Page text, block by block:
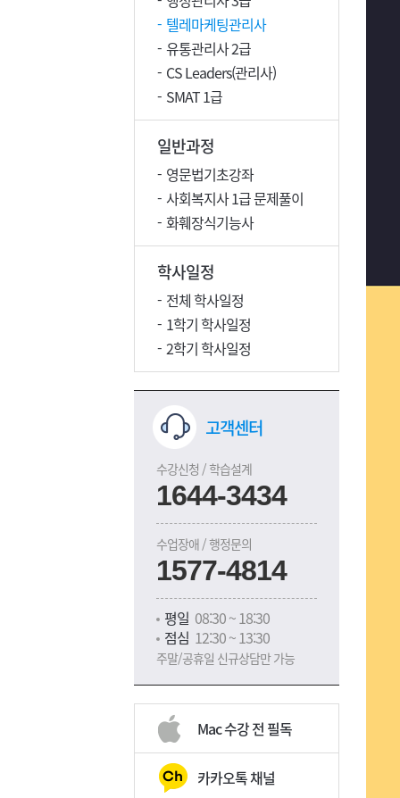
텔레마케팅관리사
유통관리사 2급
CS Leaders(관리사)
SMAT 1급
일반과정
영문법기초강좌
사회복지사 1급 문제풀이
화훼장식기능사
학사일정
전체 학사일정
1학기 학사일정
2학기 학사일정
고객센터
수강신청 / 학습설계
1644-3434
수업장애 / 행정문의
1577-4814
평일 08:30 ~ 18:30
점심 12:30 ~ 13:30
주말/공휴일 신규상담만 가능
Mac 수강 전 필독
카카오톡 채널